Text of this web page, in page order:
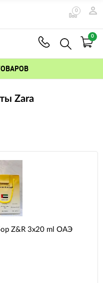
0
0
Zara
Z&R 3x20 ml ОАЭ